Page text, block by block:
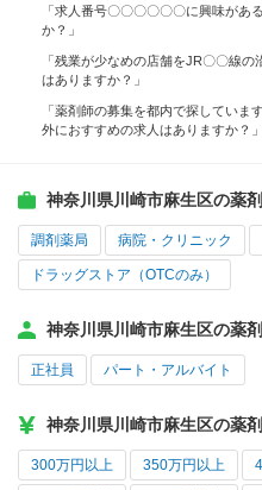
「求人番号〇〇〇〇〇〇に興味があ
か？」
「残業が少なめの店舗をJR〇〇線
はありますか？」
「薬剤師の募集を都内で探していま
外におすすめの求人はありますか？
神奈川県川崎市麻生区の薬
調剤薬局 病院・クリニック
ドラッグストア（OTCのみ）
神奈川県川崎市麻生区の薬
正社員 パート・アルバイト
神奈川県川崎市麻生区の薬
300万円以上 350万円以上